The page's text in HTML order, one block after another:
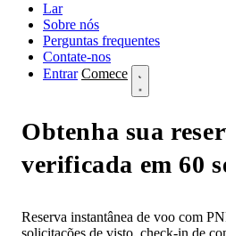
Lar
Sobre nós
Perguntas frequentes
Contate-nos
Entrar Comece
Obtenha sua
verificada em 60
Reserva instantânea de voo com